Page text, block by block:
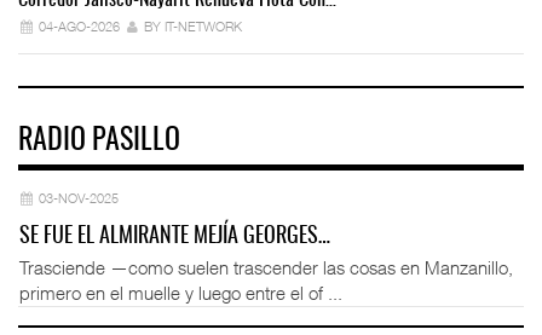
04-AGO-2026 BY IT-NETWORK
RADIO PASILLO
03-NOV-2025
SE FUE EL ALMIRANTE MEJÍA GEORGES…
Trasciende —como suelen trascender las cosas en Manzanillo,
primero en el muelle y luego entre el of ...